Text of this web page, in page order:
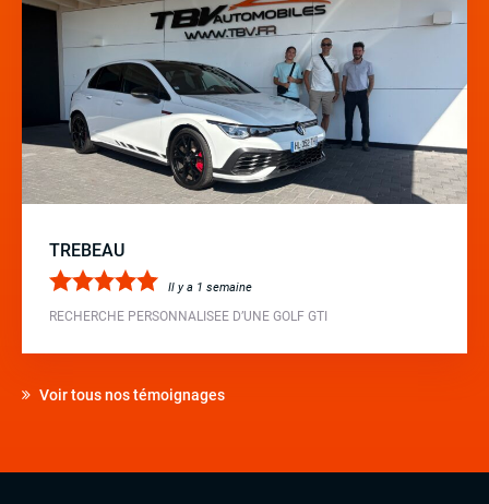
TREBEAU
Il y a 1 semaine
RECHERCHE PERSONNALISEE D’UNE GOLF GTI
Voir tous nos témoignages